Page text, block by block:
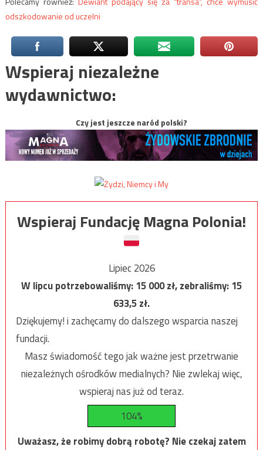
odszkodowanie od uczelni
Wspieraj niezależne
wydawnictwo:
Czy jest jeszcze naród polski?
Wspieraj Fundację Magna Polonia!
Lipiec 2026
W lipcu potrzebowaliśmy:15 000zł, zebraliśmy:15
633,5zł.
Dziękujemy! i zachęcamy do dalszego wsparcia naszej
fundacji.
Masz świadomość tego jak ważne jest przetrwanie
niezależnych ośrodków medialnych? Nie zwlekaj więc,
wspieraj nas już od teraz.
104%
Uważasz, że robimy dobrą robotę? Nie czekaj zatem